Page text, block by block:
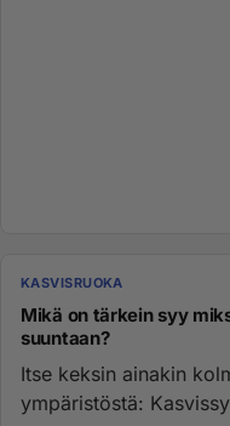
KASVISRUOKA
Mikä on tärkein syy
suuntaan?
Itse keksin ainakin
ympäristöstä: Kasvissyönti on yksi